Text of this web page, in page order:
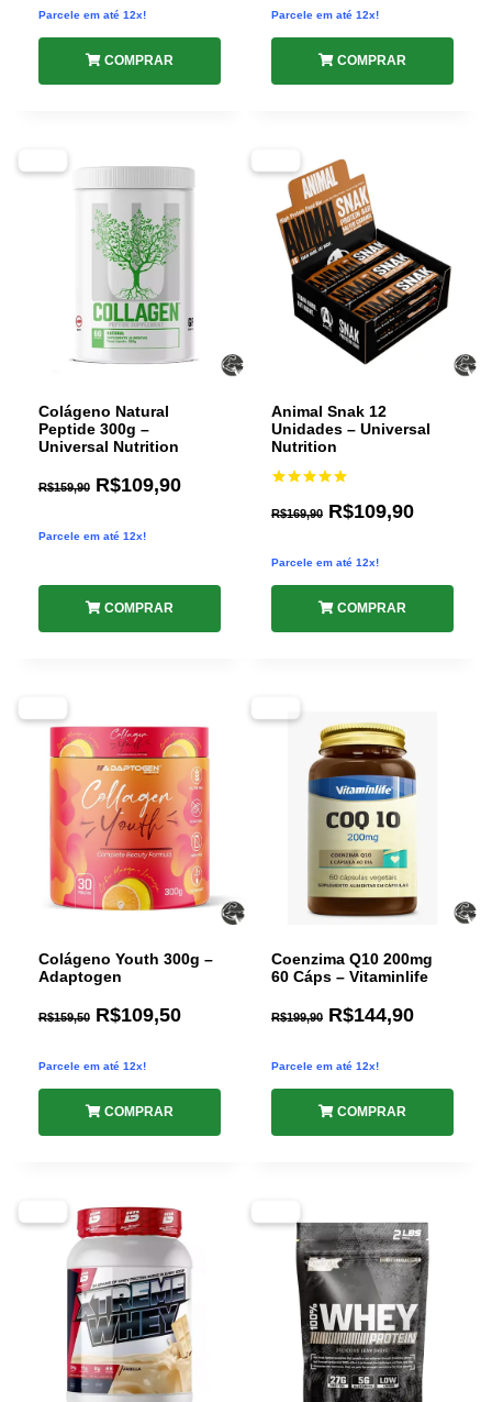
Parcele em até 12x!
COMPRAR
Parcele em até 12x!
COMPRAR
Colágeno Natural
Peptide 300g –
Universal Nutrition
R$159,90 R$109,90
Parcele em até 12x!
COMPRAR
Animal Snak 12
Unidades – Universal
Nutrition
5.00
R$169,90 R$109,90
Parcele em até 12x!
COMPRAR
Colágeno Youth 300g –
Adaptogen
R$159,50 R$109,50
Parcele em até 12x!
COMPRAR
Coenzima Q10 200mg
60 Cáps – Vitaminlife
R$199,90 R$144,90
Parcele em até 12x!
COMPRAR